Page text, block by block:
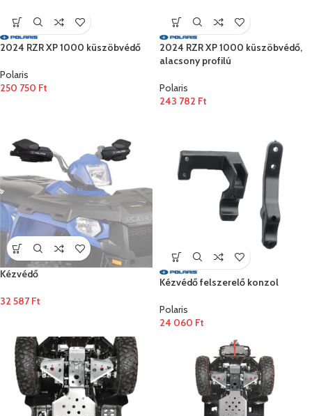
2024 RZR XP 1000 küszöbvédő
Polaris
250 750 Ft
2024 RZR XP 1000 küszöbvédő,
alacsony profilú
Polaris
243 782 Ft
Kézvédő
32 587Ft
Kézvédő felszerelő konzol
Polaris
24 060 Ft